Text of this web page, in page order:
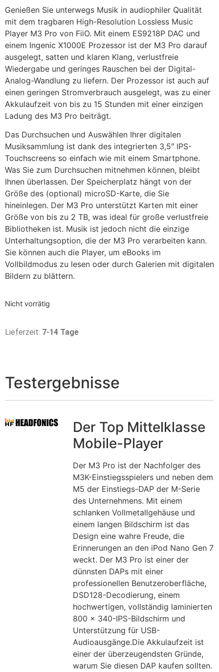
Genießen Sie unterwegs Musik in audiophiler Qualität
mit dem tragbaren High-Resolution Lossless Music
Player M3 Pro von FiiO. Mit einem ES9218P DAC und
einem Ingenic X1000E Prozessor ist der M3 Pro darauf
ausgelegt, satten und klaren Klang, verlustfreie
Wiedergabe und geringes Rauschen bei der Digital-
Analog-Wandlung zu liefern. Der Prozessor ist auch auf
einen geringen Stromverbrauch ausgelegt, was zu einer
Akkulaufzeit von bis zu 15 Stunden mit einer einzigen
Ladung des M3 Pro beiträgt.
Das Durchsuchen und Auswählen Ihrer digitalen
Musiksammlung ist dank des integrierten 3,5″ IPS-
Touchscreens so einfach wie mit einem Smartphone.
Was Sie zum Durchsuchen mitnehmen können, bleibt
Ihnen überlassen. Der Speicherplatz hängt von der
Größe des (optional) microSD-Karte, die Sie
hineinlegen. Der M3 Pro unterstützt Karten mit einer
Größe von bis zu 2 TB, was ideal für große verlustfreie
Bibliotheken ist. Musik ist jedoch nicht die einzige
Unterhaltungsoption, die der M3 Pro verarbeiten kann.
Sie können auch die Player, um eBooks im
Vollbildmodus zu lesen oder durch Galerien mit digitalen
Bildern zu blättern.
Nicht vorrätig
Lieferzeit: 7-14 Tage
Testergebnisse
Der Top Mittelklasse
Mobile-Player
Der M3 Pro ist der Nachfolger des
M3K-Einstiegsspielers und neben dem
M5 der Einstiegs-DAP der M-Serie
des Unternehmens. Mit einem
schlanken Vollmetallgehäuse und
einem langen Bildschirm ist das
Design eine wahre Freude, die
Erinnerungen an den iPod Nano Gen 7
weckt. Der M3 Pro ist einer der
dünnsten DAPs mit einer
professionellen Benutzeroberfläche,
DSD128-Decodierung, einem
hochwertigen, vollständig laminierten
800 × 340-IPS-Bildschirm und
Unterstützung für USB-
Audioausgänge.Die Akkulaufzeit ist
einer der überzeugendsten Gründe,
warum Sie diesen DAP kaufen sollten.